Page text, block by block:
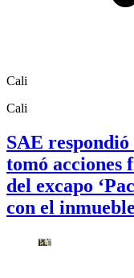
Cali
Cali
SAE
tomó acciones
del excapo
con el